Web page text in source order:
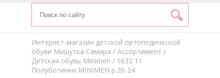
Интернет-магазин детской ортопедической
обуви Мишутка Самара / Aссортимент /
Детская обувь Minimen / 1632 11
Полуботинки MINIMEN р.20-24